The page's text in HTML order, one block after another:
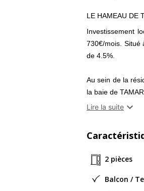
LE HAMEAU DE
Investissement
730€/mois. Situé
de 4.5%.
Au sein de la
la baie de
A proximité des
Ce coquet
pour 730 euros
CHARGES
TAXE
Lire la suite 
2 pièces
Balcon /